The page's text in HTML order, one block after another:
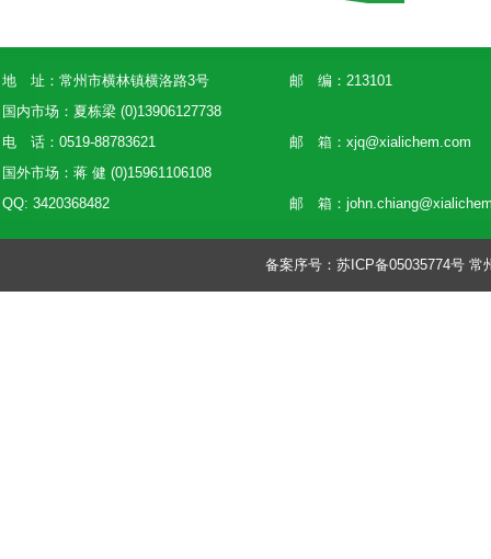
地 址：常州市横林镇横洛路3号
邮 编：213101
国内市场：夏栋梁 (0)13906127738
电 话：0519-88783621
邮 箱： xjq@xialichem.com
国外市场：蒋 健 (0)15961106108
QQ: 3420368482
邮 箱：
备案序号： 苏ICP备05035774号 常